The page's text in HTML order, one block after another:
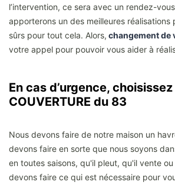
l’intervention, ce sera avec un rendez-
apporterons un des meilleures réalisations
sûrs pour tout cela. Alors, changement de
votre appel pour pouvoir vous aider à
En cas d’urgence, choisissez
COUVERTURE du 83
Nous devons faire de notre maison un
devons faire en sorte que nous soyons
en toutes saisons, qu'il pleut, qu'il vente
devons faire ce qui est nécessaire pour